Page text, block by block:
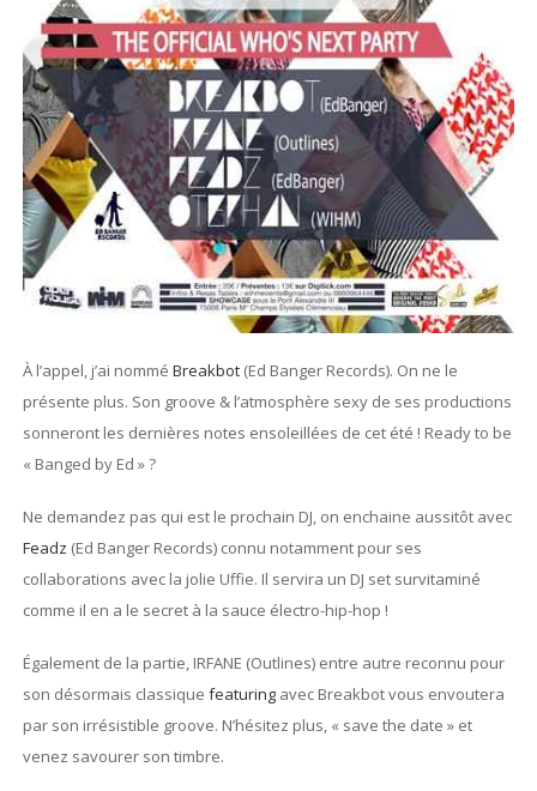
À l’appel, j’ai nommé Breakbot(Ed Banger Records). On ne le
présente plus. Son groove & l’atmosphère sexy de ses productions
sonneront les dernières notes ensoleillées de cet été ! Ready to be
« Banged by Ed » ?
Ne demandez pas qui est le prochain DJ, on enchaine aussitôt avec
Feadz (Ed Banger Records) connu notamment pour ses
collaborations avec la jolie Uffie. Il servira un DJ set survitaminé
comme il en a le secret à la sauce électro-hip-hop !
Également de la partie, IRFANE (Outlines) entre autre reconnu pour
son désormais classique featuringavec Breakbot vous envoutera
par son irrésistible groove. N’hésitez plus, « save the date » et
venez savourer son timbre.